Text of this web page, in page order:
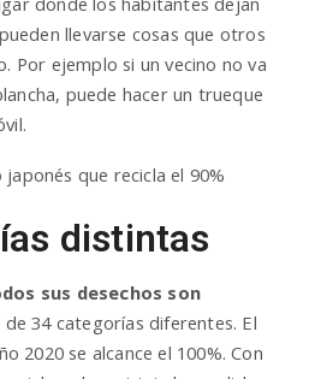
llevarse cosas que otros
Por ejemplo si un vecino no va
puede hacer un trueque
distintas
sus desechos son
34 categorías diferentes. El
2020 se alcance el 100%. Con